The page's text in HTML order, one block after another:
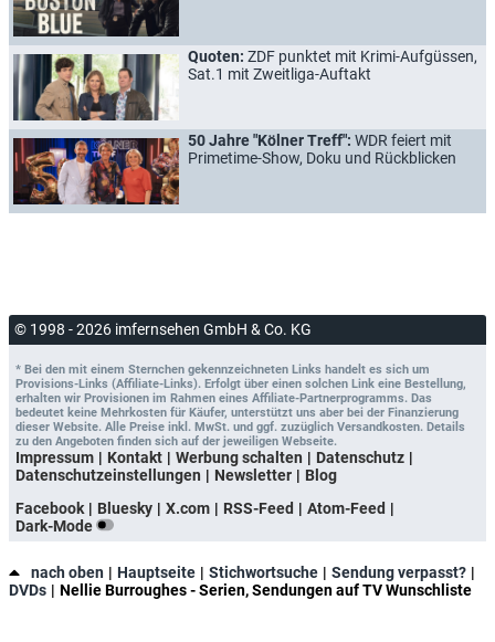
Quoten: ZDF punktet mit Krimi-Aufgüssen,
Sat.1 mit Zweitliga-Auftakt
50 Jahre "Kölner Treff": WDR feiert mit
Primetime-Show, Doku und Rückblicken
© 1998 - 2026 imfernsehen GmbH & Co. KG
* Bei den mit einem Sternchen gekennzeichneten Links handelt es sich um
Provisions-Links (Affiliate-Links). Erfolgt über einen solchen Link eine Bestellung,
erhalten wir Provisionen im Rahmen eines Affiliate-Partnerprogramms. Das
bedeutet keine Mehrkosten für Käufer, unterstützt uns aber bei der Finanzierung
dieser Website. Alle Preise inkl. MwSt. und ggf. zuzüglich Versandkosten. Details
zu den Angeboten finden sich auf der jeweiligen Webseite.
Impressum Kontakt Werbung schalten
Datenschutz
Datenschutzeinstellungen
Newsletter
Blog
Facebook
Bluesky X.com RSS-Feed
Atom-Feed
Dark-Mode
nach oben Hauptseite Stichwortsuche
Sendung verpasst?
DVDs
Nellie Burroughes - Serien, Sendungen auf TV Wunschliste